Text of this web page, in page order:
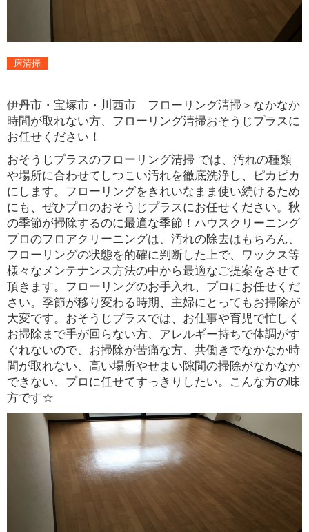
床清掃
伊丹市・宝塚市・川西市 フローリング清掃＞なかなか
時間が取れない方、フローリング清掃おそうじプラスに
お任せください！
おそうじプラスのフローリング清掃 では、汚れの種類
や場所に合わせてしつこい汚れを徹底洗浄し、ピカピカ
にします。フローリングをきれいなまま使い続けるため
にも、ぜひプロのおそうじプラスにお任せください。秋
の季節が掃除するのに最適な季節！ハウスクリーニング
プロのフロアクリーニングは、汚れの除去はもちろん、
フローリングの状態を的確に判断した上で、ワックス等
様々なメンテナンス方法の中から最適なご提案をさせて
頂きます。フローリングのお手入れ、プロにお任せくだ
さい。季節が移り変わる時期、主婦にとってもお掃除が
大変です。おそうじプラスでは、お仕事や育児で忙しく
お掃除まで手が回らない方、アレルギー持ちで体調がす
ぐれないので、お掃除が苦痛な方、共働きでなかなか時
間が取れない、高い場所やせまい隙間の掃除がなかなか
できない、プロに任せてすっきりしたい。こんな方の味
方です☆